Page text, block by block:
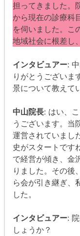
担ってきました。
から現在の診療科
を伺いました。こ
地域社会に根差し
インタビュアー:
りがとうございま
景について教えて
中山院長: はい、
うございます。当
運営されていまし
史がスタートです
で経営が傾き、金
りました。その後
ら会が引き継ぎ、
した。
インタビュアー:
しょうか？